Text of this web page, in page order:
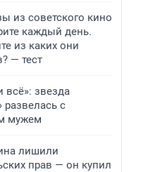
из советского кино
каждый день.
из каких они
— тест
всё»: звезда
развелась с
мужем
лишили
прав — он купил